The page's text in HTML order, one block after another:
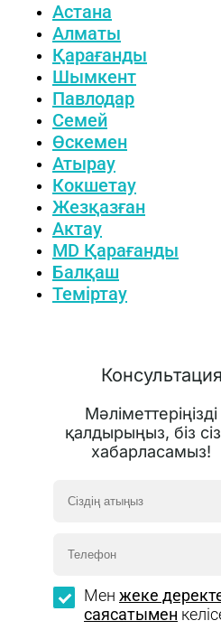
Астана
Алматы
Қарағанды
Шымкент
Павлодар
Семей
Өскемен
Атырау
Кокшетау
Жезқазған
Актау
MD Қарағанды
Балқаш
Теміртау
Мәліметтеріңізді
қалдырыңыз, біз
хабарласамыз!
Мен жеке
саясатымен